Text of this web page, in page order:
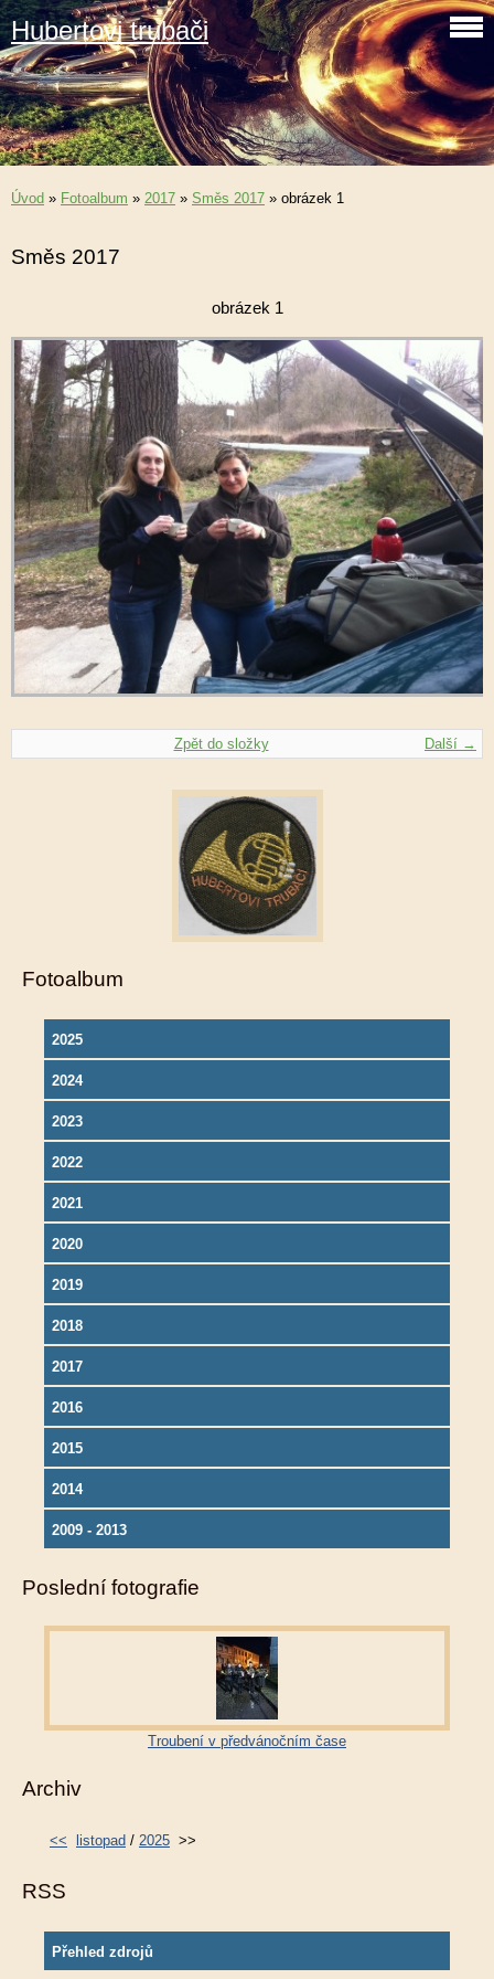
Hubertovi trubači
Úvod » Fotoalbum » 2017 » Směs 2017 » obrázek 1
Směs 2017
obrázek 1
Další →
Zpět do složky
Fotoalbum
2025
2024
2023
2022
2021
2020
2019
2018
2017
2016
2015
2014
2009 - 2013
Poslední fotografie
Troubení v předvánočním čase
Archiv
<< listopad / 2025 >>
RSS
Přehled zdrojů